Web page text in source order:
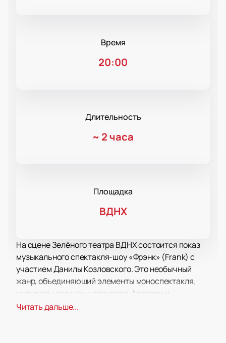
Время
20:00
Длительность
~ 2 часа
Площадка
ВДНХ
На сцене Зелёного театра ВДНХ состоится показ
музыкального спектакля-шоу «Фрэнк» (Frank) с
участием Данилы Козловского. Это необычный
жанр, объединяющий элементы моноспектакля,
музыкального шоу и стендапа. Автором и
исполнителем выступает сам Козловский, а
Читать дальше...